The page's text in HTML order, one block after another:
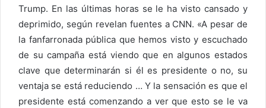
Trump. En las últimas horas se le ha visto cansado y
deprimido, según revelan fuentes a CNN. «A pesar de
la fanfarronada pública que hemos visto y escuchado
de su campaña está viendo que en algunos estados
clave que determinarán si él es presidente o no, su
ventaja se está reduciendo … Y la sensación es que el
presidente está comenzando a ver que esto se le va